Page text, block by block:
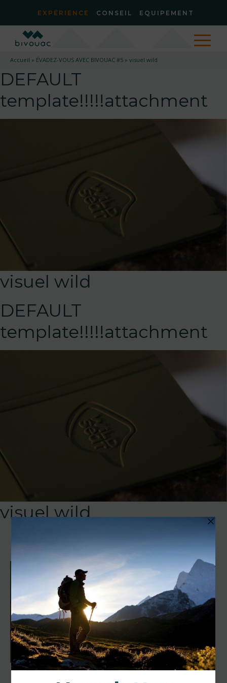
EXPÉRIENCE CONSEIL EQUIPEMENT
Accueil » ÉVADEZ-VOUS AVEC BIVOUAC #5 » visuel wild
DEFAULT
template!!!!!attachment
visuel wild
DEFAULT
template!!!!!attachment
visuel wild